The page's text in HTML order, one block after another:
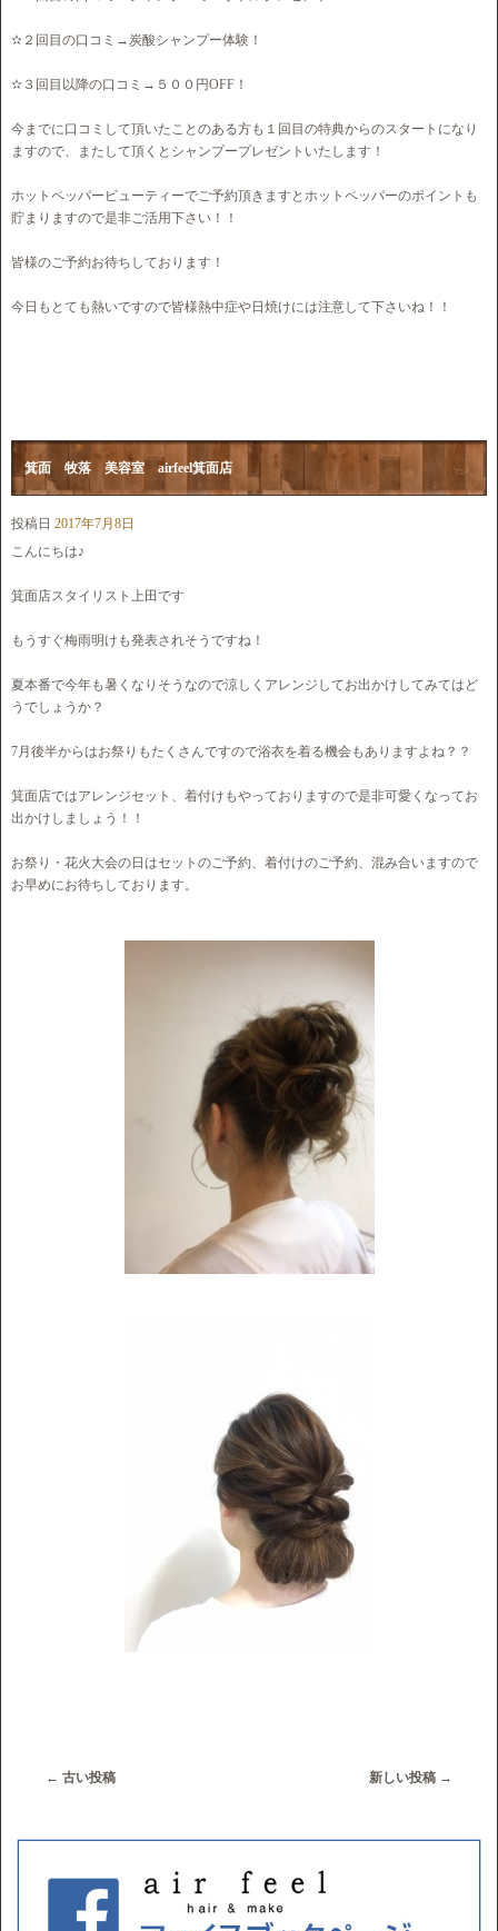
✫２回目の口コミ→炭酸シャンプー体験！
✫３回目以降の口コミ→５００円OFF！
今までに口コミして頂いたことのある方も１回目の特典からのスタートになり
ますので、またして頂くとシャンプープレゼントいたします！
ホットペッパービューティーでご予約頂きますとホットペッパーのポイントも
貯まりますので是非ご活用下さい！！
皆様のご予約お待ちしております！
今日もとても熱いですので皆様熱中症や日焼けには注意して下さいね！！
箕面 牧落 美容室 airfeel箕面店
投稿日 2017年7月8日
こんにちは♪
箕面店スタイリスト上田です
もうすぐ梅雨明けも発表されそうですね！
夏本番で今年も暑くなりそうなので涼しくアレンジしてお出かけしてみてはど
うでしょうか？
7月後半からはお祭りもたくさんですので浴衣を着る機会もありますよね？？
箕面店ではアレンジセット、着付けもやっておりますので是非可愛くなってお
出かけしましょう！！
お祭り・花火大会の日はセットのご予約、着付けのご予約、混み合いますので
お早めにお待ちしております。
← 古い投稿 新しい投稿 →